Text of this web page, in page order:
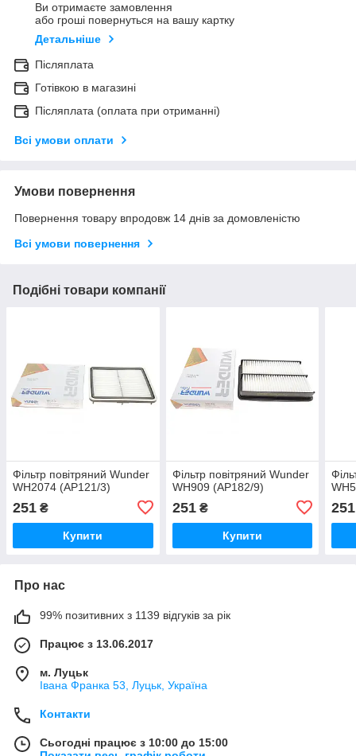
Ви отримаєте замовлення
або гроші повернуться на вашу картку
Детальніше
Післяплата
Готівкою в магазині
Післяплата (оплата при отриманні)
Всі умови оплати
Умови повернення
Повернення товару впродовж 14 днів за домовленістю
Всі умови повернення
Подібні товари компанії
Фільтр повітряний Wunder
WH2074 (AP121/3)
251 ₴
Купити
Фільтр повітряний Wunder
WH909 (AP182/9)
251₴
Купити
251
Про нас
99% позитивних з 1139 відгуків за рік
Працює з 13.06.2017
м. Луцьк
Івана Франка 53, Луцьк, Україна
Контакти
Сьогодні працює з 10:00 до 15:00